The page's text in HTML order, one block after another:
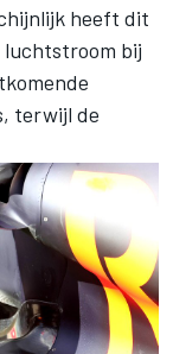
heeft dit
luchtstroom bij
terwijl de